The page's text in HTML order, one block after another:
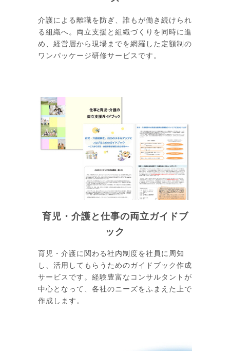
介護による離職を防ぎ、誰もが働き続けられ
る組織へ。両立支援と組織づくりを同時に進
め、経営層から現場までを網羅した定額制の
ワンパッケージ研修サービスです。
育児・介護と仕事の両立ガイドブ
ック
育児・介護に関わる社内制度を社員に周知
し、活用してもらうためのガイドブック作成
サービスです。経験豊富なコンサルタントが
中心となって、各社のニーズをふまえた上で
作成します。